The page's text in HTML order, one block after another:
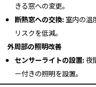
きる窓への変更。
断熱窓への交換:室内の温
リスクを低減。
外周部の照明改善
センサーライトの設置:夜
ー付きの照明を設置。